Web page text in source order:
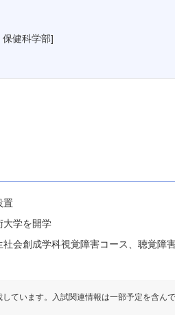
健科学部]
置
大学を開学
会創成学科視覚障害コース、聴覚障
ています。入試関連情報は一部予定を含ん